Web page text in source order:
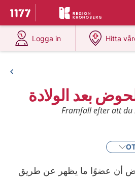
To start page for 1177
Du har valt region
Logga in
at 1177.se
Hitta
at
بعد الولادة
Framfall efter att
أن عضوًا ما يظهر عن طريق